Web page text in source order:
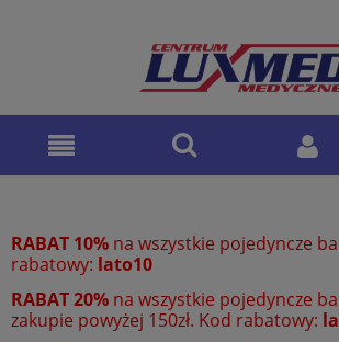
RABAT 10% na wszystkie pojedyncze
rabatowy: lato10
RABAT 20% na wszystkie pojedyncze
zakupie powyżej 150zł. Kod rabatowy: